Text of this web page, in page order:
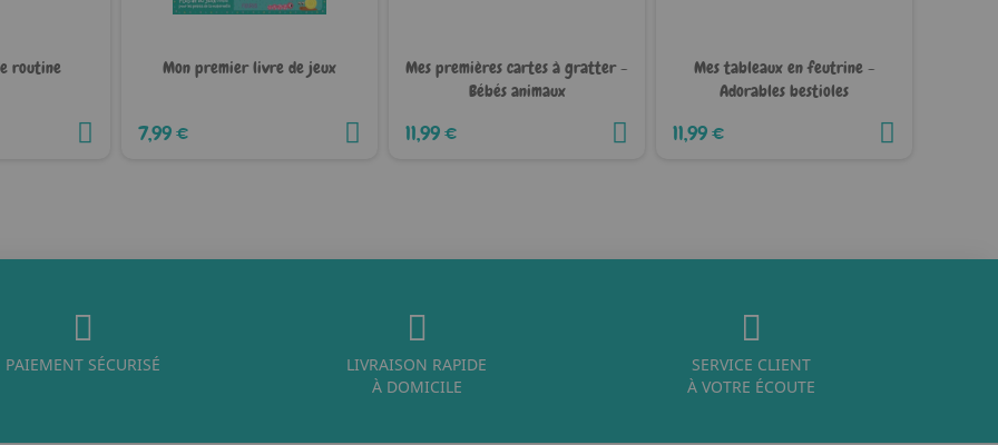
routine Mon premier livre de jeux
7,99 €
Mes premières cartes à gratter -
Bébés animaux
11,99 €
Mes tableaux en feutrine -
Adorables bestioles
11,99 €
PAIEMENT SÉCURISÉ
LIVRAISON RAPIDE
À DOMICILE
SERVICE CLIENT
À VOTRE ÉCOUTE